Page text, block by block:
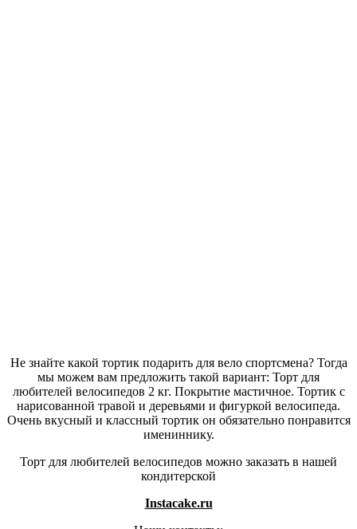
Не знайте какой тортик подарить для вело спортсмена? Тогда
мы можем вам предложить такой вариант: Торт для
любителей велосипедов 2 кг. Покрытие мастичное. Тортик с
нарисованной травой и деревьями и фигуркой велосипеда.
Очень вкусный и классный тортик он обязательно понравится
имениннику.
Торт для любителей велосипедов можно заказать в нашей
кондитерской
Instacake.ru